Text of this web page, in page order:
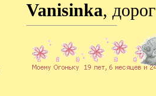
Vanisinka,